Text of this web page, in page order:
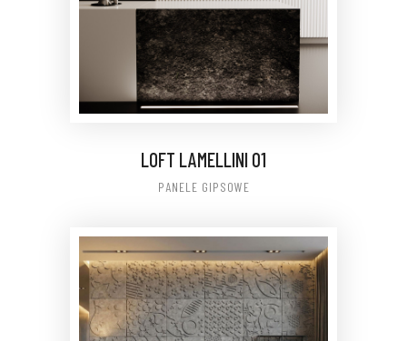
LOFT LAMELLINI 01
PANELE GIPSOWE